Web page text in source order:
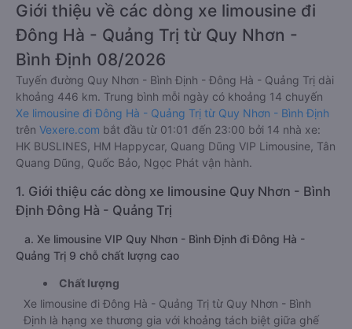
Giới thiệu về các dòng xe limousine đi
Đông Hà - Quảng Trị từ Quy Nhơn -
Bình Định 08/2026
Tuyến đường Quy Nhơn - Bình Định - Đông Hà - Quảng Trị dài
khoảng 446 km. Trung bình mỗi ngày có khoảng 14 chuyến
Xe limousine đi Đông Hà - Quảng Trị từ Quy Nhơn - Bình Định
trên Vexere.com bắt đầu từ 01:01 đến 23:00 bởi 14 nhà xe:
HK BUSLINES, HM Happycar, Quang Dũng VIP Limousine, Tân
Quang Dũng, Quốc Bảo, Ngọc Phát vận hành.
1. Giới thiệu các dòng xe limousine Quy Nhơn - Bình
Định Đông Hà - Quảng Trị
a. Xe limousine VIP Quy Nhơn - Bình Định đi Đông Hà -
Quảng Trị 9 chỗ chất lượng cao
Chất lượng
Xe limousine đi Đông Hà - Quảng Trị từ Quy Nhơn - Bình
Định là hạng xe thương gia với khoảng tách biệt giữa ghế